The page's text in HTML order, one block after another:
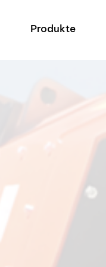
Produkte